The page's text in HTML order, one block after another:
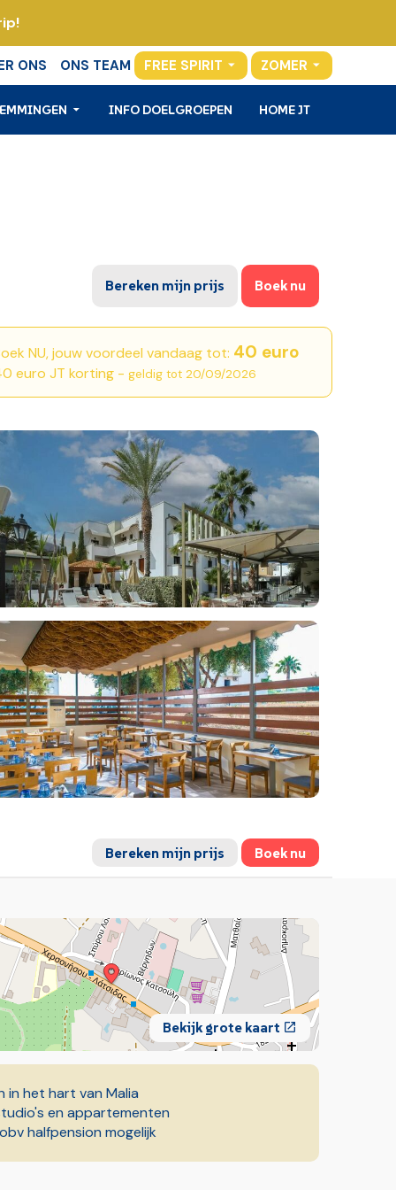
ONS ONS TEAM FREE SPIRIT ZOMER
INFO DOELGROEPEN HOME JT
Bereken mijn prijs Boek nu
NU, jouw voordeel vandaag tot: 40 euro
euro JT korting - geldig tot 20/09/2026
Bereken mijn prijs Boek nu
Bekijk grote kaart
in het hart van Malia
en appartementen
halfpension mogelijk